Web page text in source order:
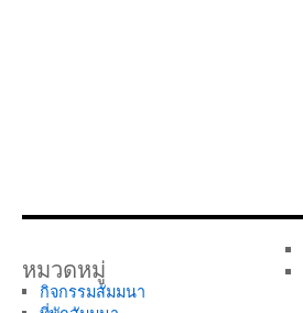
หมวดหมู่
กิจกรรมสัมมนา